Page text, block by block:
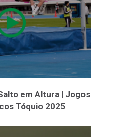
em Altura | Jogos
Tóquio 2025